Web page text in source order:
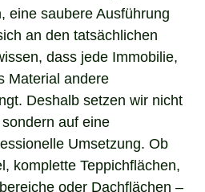
eine saubere Ausführung
an den tatsächlichen
dass jede Immobilie,
Material andere
Deshalb setzen wir nicht
auf eine
Umsetzung. Ob
komplette Teppichflächen,
oder Dachflächen –